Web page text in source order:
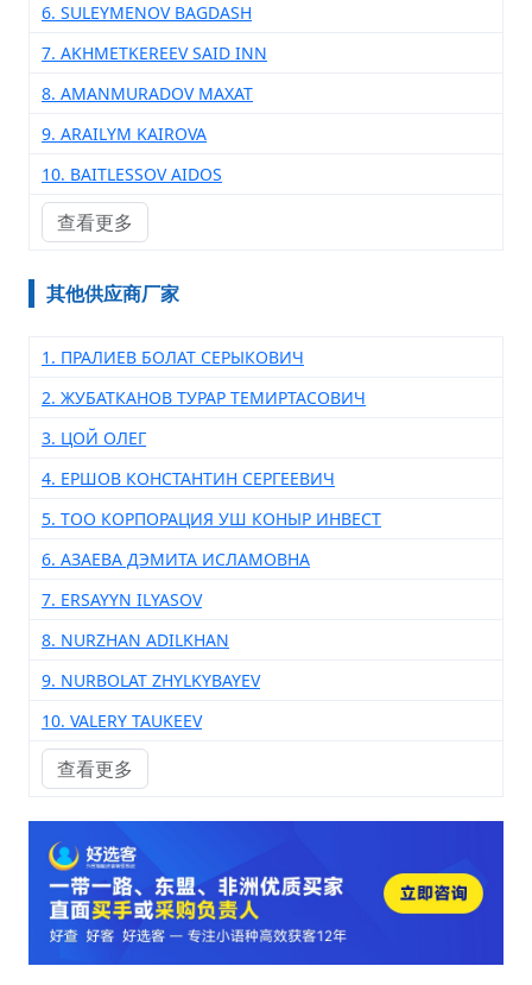
6. SULEYMENOV BAGDASH
7. AKHMETKEREEV SAID INN
8. AMANMURADOV MAXAT
9. ARAILYM KAIROVA
10. BAITLESSOV AIDOS
查看更多
其他供应商厂家
1. ПРАЛИЕВ БОЛАТ СЕРЫКОВИЧ
2. ЖУБАТКАНОВ ТУРАР ТЕМИРТАСОВИЧ
3. ЦОЙ ОЛЕГ
4. ЕРШОВ КОНСТАНТИН СЕРГЕЕВИЧ
5. ТОО КОРПОРАЦИЯ УШ КОНЫР ИНВЕСТ
6. АЗАЕВА ДЭМИТА ИСЛАМОВНА
7. ERSAYYN ILYASOV
8. NURZHAN ADILKHAN
9. NURBOLAT ZHYLKYBAYEV
10. VALERY TAUKEEV
查看更多